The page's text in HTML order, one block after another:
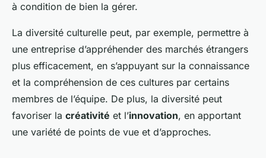
à condition de bien la gérer.
La diversité culturelle peut, par exemple, permettre à
une entreprise d’appréhender des marchés étrangers
plus efficacement, en s’appuyant sur la connaissance
et la compréhension de ces cultures par certains
membres de l’équipe. De plus, la diversité peut
favoriser la créativité et l’innovation, en apportant
une variété de points de vue et d’approches.